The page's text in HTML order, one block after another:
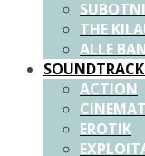
THE
ALLE
ACTION
EROTIK